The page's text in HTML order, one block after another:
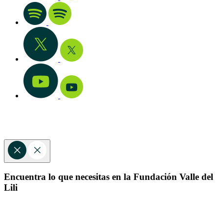
Encuentra lo que necesitas en la Fundación Valle del
Lili